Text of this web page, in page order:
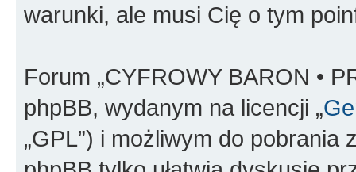
warunki, ale musi Cię o tym
Forum „CYFROWY BARON •
phpBB, wydanym na licencji „
„GPL”) i możliwym do pobrania